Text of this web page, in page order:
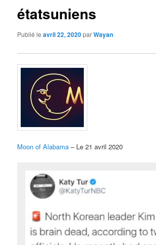
étatsuniens
Publié leavril 22, 2020parWayan
Moon of Alabama – Le 21 avril 2020